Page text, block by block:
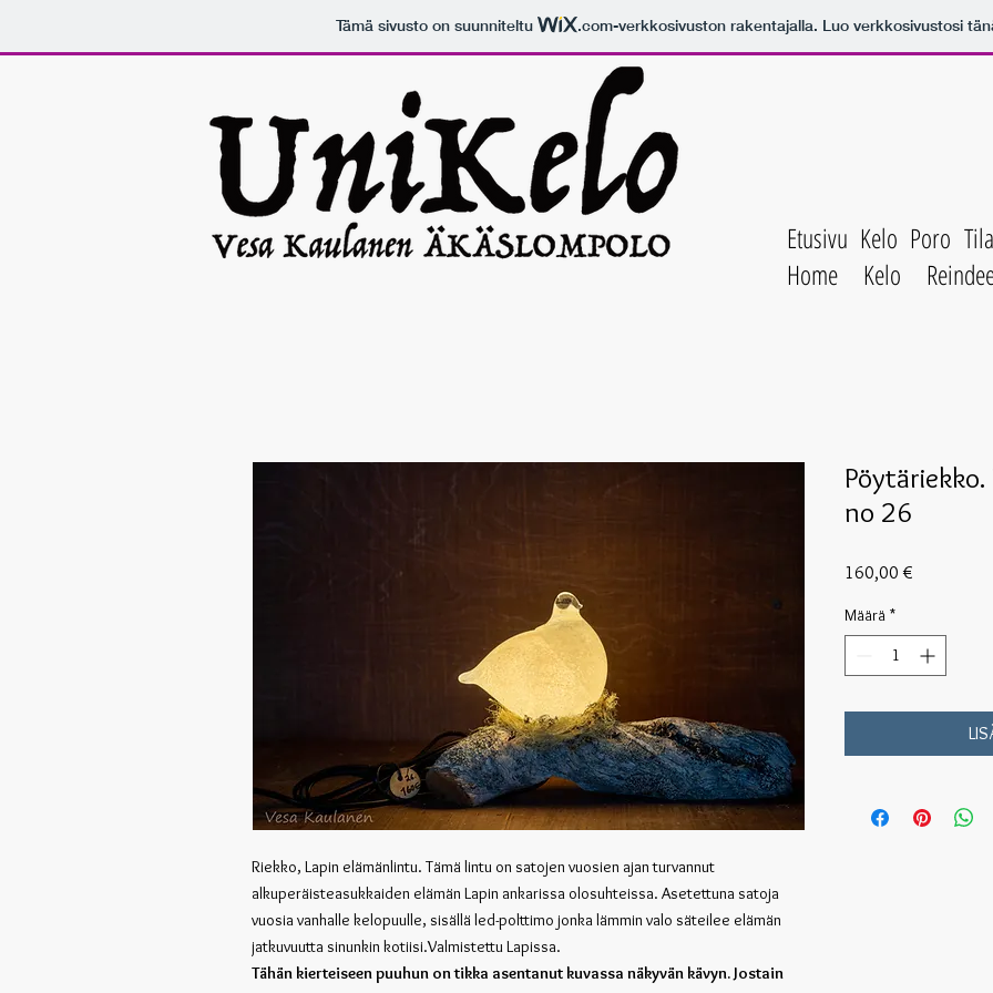
Tämä sivusto on suunniteltu .com-verkkosivuston rakentajalla. Luo verkkosivustosi
Etusivu Kelo Poro
Home
Kelo
Riekko, Lapin elämänlintu. Tämä lintu on satojen vuosien ajan turvannut
alkuperäisteasukkaiden elämän Lapin ankarissa olosuhteissa. Asetettuna satoja
vuosia vanhalle kelopuulle, sisällä led-polttimo jonka lämmin valo säteilee elämän
jatkuvuutta sinunkin kotiisi.Valmistettu Lapissa.
Tähän kierteiseen puuhun on tikka asentanut kuvassa näkyvän kävyn. Jostain
no 26
160,00 €
Määrä *